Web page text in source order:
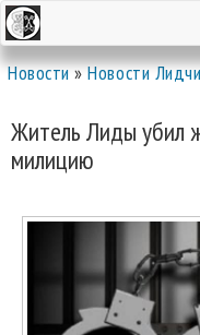
Новости»Новости
Житель Лиды убил
милицию